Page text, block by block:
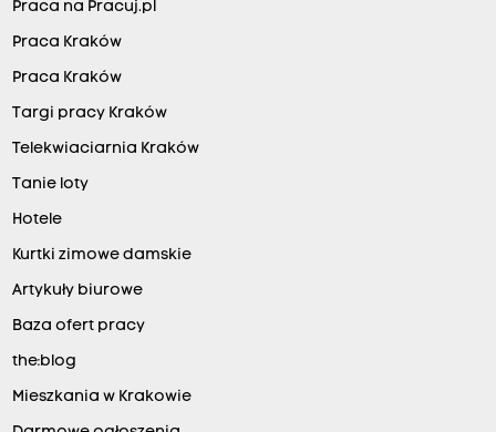
Praca na Pracuj.pl
Praca Kraków
Praca Kraków
Targi pracy Kraków
Telekwiaciarnia Kraków
Tanie loty
Hotele
Kurtki zimowe damskie
Artykuły biurowe
Baza ofert pracy
the:blog
Mieszkania w Krakowie